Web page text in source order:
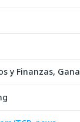
y Finanzas,